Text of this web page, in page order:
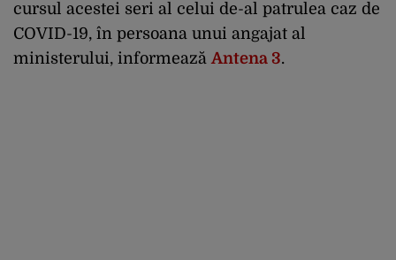
cursul acestei seri al celui de-al patrulea caz de
COVID-19, în persoana unui angajat al
ministerului, informează Antena 3.